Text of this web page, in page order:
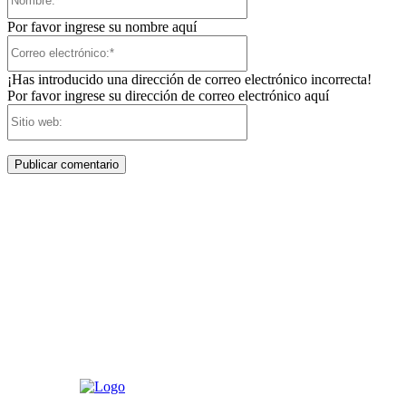
Por favor ingrese su nombre aquí
¡Has introducido una dirección de correo electrónico incorrecta!
Por favor ingrese su dirección de correo electrónico aquí